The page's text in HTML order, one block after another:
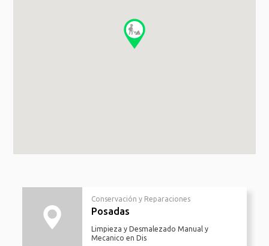
Conservación y Reparaciones
Posadas
Limpieza y Desmalezado Manual y
Mecanico en Dis